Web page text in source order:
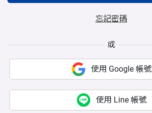
忘記密碼
或
使用 Google 帳號
使用 Line 帳號